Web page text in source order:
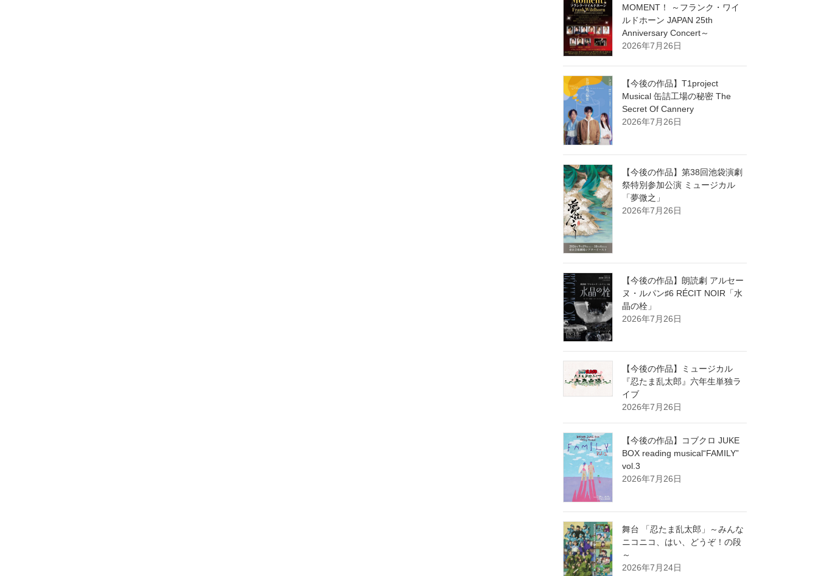
MOMENT！ ～フランク・ワイ
ルドホーン JAPAN 25th
Anniversary Concert～
2026年7月26日
【今後の作品】T1project
Musical 缶詰工場の秘密 The
Secret Of Cannery
2026年7月26日
【今後の作品】第38回池袋演劇
祭特別参加公演 ミュージカル
「夢微之」
2026年7月26日
【今後の作品】朗読劇 アルセー
ヌ・ルパン♯6 RÉCIT NOIR「水
晶の栓」
2026年7月26日
【今後の作品】ミュージカル
『忍たま乱太郎』六年生単独ラ
イブ
2026年7月26日
【今後の作品】コブクロ JUKE
BOX reading musical“FAMILY”
vol.3
2026年7月26日
舞台 「忍たま乱太郎」～みんな
ニコニコ、はい、どうぞ！の段
～
2026年7月24日